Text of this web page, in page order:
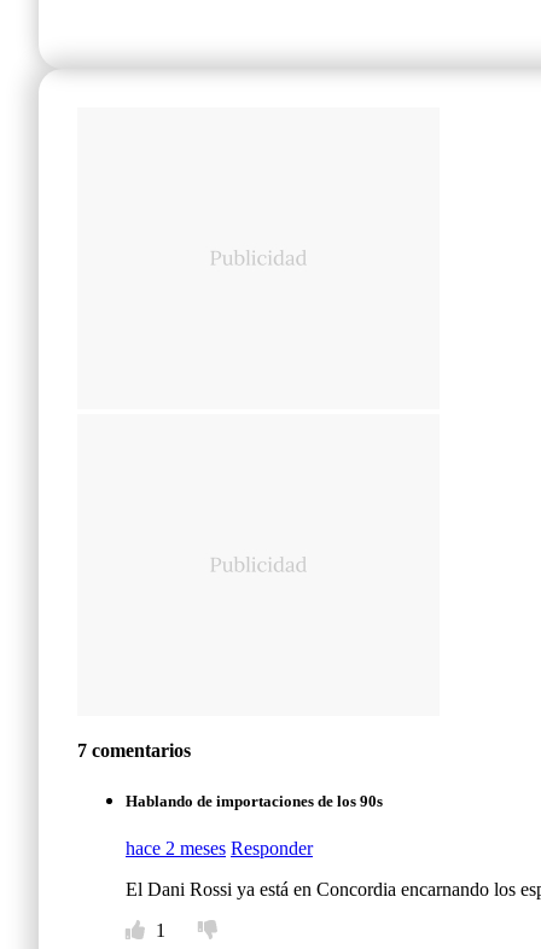
7 comentarios
Hablando de importaciones de los 90s
hace 2 meses Responder
El Dani Rossi ya está en Concordia encarnando los
1